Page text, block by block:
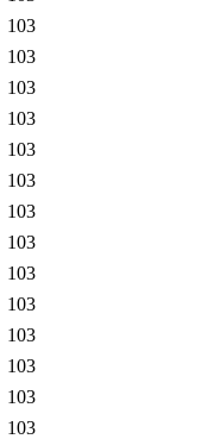
103
103
103
103
103
103
103
103
103
103
103
103
103
103